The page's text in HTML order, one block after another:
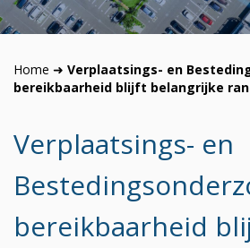
Home ➜ Verplaatsings- en
bereikbaarheid blijft belangrijke
Verplaatsings- en
bereikbaarheid